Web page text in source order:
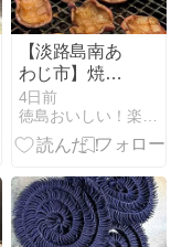
【淡路島南あ
わじ市】焼肉
白頭山
4日前